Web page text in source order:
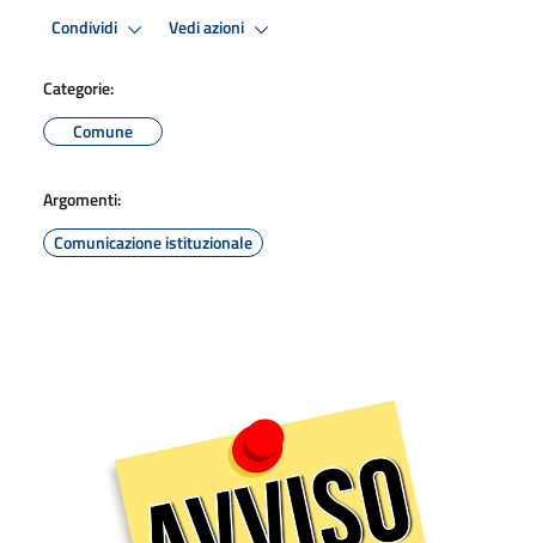
Condividi Vedi azioni
Categorie:
Comune
Argomenti:
Comunicazione istituzionale